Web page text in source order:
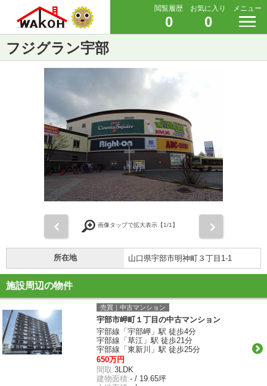
閲覧履歴
0
お気に入り
0
メニュー
フジグラン宇部
画像タップで拡大表示【1/1】
所在地 山口県宇部市明神町３丁目1-1
施設周辺の物件
売買｜中古マンション
宇部市岬町１丁目の中古マンション
宇部線「宇部岬」駅 徒歩4分
宇部線「草江」駅 徒歩21分
宇部線「東新川」駅 徒歩25分
650万円
間取:3LDK
建物面積:- / 19.65坪